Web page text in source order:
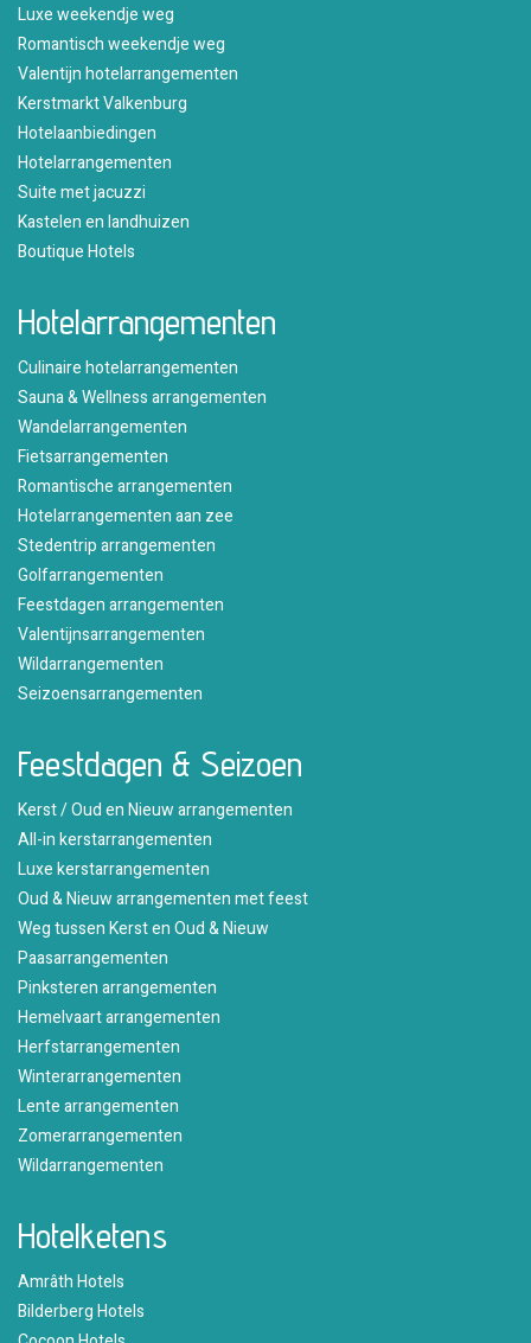
Luxe weekendje weg
Romantisch weekendje weg
Valentijn hotelarrangementen
Kerstmarkt Valkenburg
Hotelaanbiedingen
Hotelarrangementen
Suite met jacuzzi
Kastelen en landhuizen
Boutique Hotels
Hotelarrangementen
Culinaire hotelarrangementen
Sauna & Wellness arrangementen
Wandelarrangementen
Fietsarrangementen
Romantische arrangementen
Hotelarrangementen aan zee
Stedentrip arrangementen
Golfarrangementen
Feestdagen arrangementen
Valentijnsarrangementen
Wildarrangementen
Seizoensarrangementen
Feestdagen & Seizoen
Kerst / Oud en Nieuw arrangementen
All-in kerstarrangementen
Luxe kerstarrangementen
Oud & Nieuw arrangementen met feest
Weg tussen Kerst en Oud & Nieuw
Paasarrangementen
Pinksteren arrangementen
Hemelvaart arrangementen
Herfstarrangementen
Winterarrangementen
Lente arrangementen
Zomerarrangementen
Wildarrangementen
Hotelketens
Amrâth Hotels
Bilderberg Hotels